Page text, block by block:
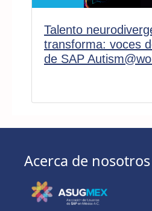
Talento
transforma: voces
de SAP
Acerca de nosotros